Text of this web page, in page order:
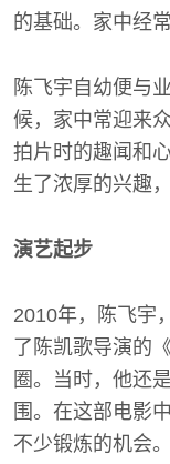
的基础。家中经
陈飞宇自幼便与
候，家中常迎来
拍片时的趣闻和
生了浓厚的兴趣
演艺起步
2010年，陈飞宇
了陈凯歌导演的
圈。当时，他还
围。在这部电影
不少锻炼的机会